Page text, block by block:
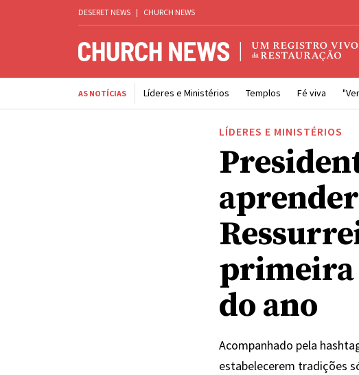
DESERET NEWS | CHURCH NEWS
AS NOTÍCIAS Líderes e Ministérios Templos Fé viva
LÍDERES E MINISTÉRIOS
primeira
do ano
Acompanhado pela
estabelecerem tradições